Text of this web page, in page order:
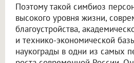
Поэтому такой симбиоз
высокого уровня жизни,
благоустройства,
и технико-экономической
наукограды в одни из самых